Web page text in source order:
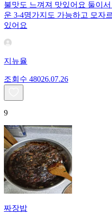
불맛도 느껴져 맛있어요 둘이
운 3-4명가지도 가능하고 모자
있어요
지뉴율
조회수 48026.07.26
9
짜장밥